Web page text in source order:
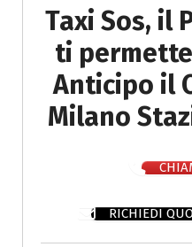
Taxi Sos, il
ti
Anticipo il
Milano
RICHIEDI